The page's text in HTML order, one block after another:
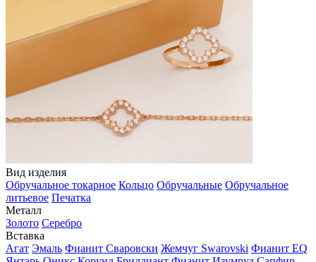
Вид изделия
Обручальное токарное Кольцо Обручальные Обручальное
литьевое Печатка
Металл
Золото Серебро
Вставка
Агат Эмаль Фианит Сваровски Жемчуг Swarovski Фианит EQ